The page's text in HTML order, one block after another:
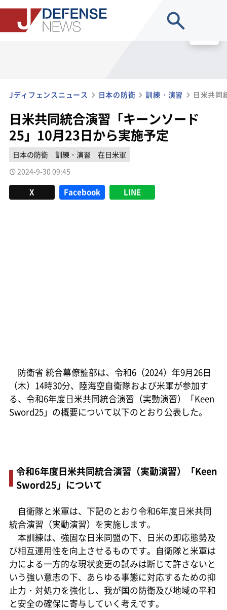
Jディフェンスニュース 日本の防衛 訓練・演習
日米共同統合演習「キーンソード
25」10月23日から実施予定
日本の防衛 訓練・演習
在日米軍
2024-9-30 09:45
X Facebook LINE
防衛省 統合幕僚監部は、令和6（2024）年9月26日
（木）14時30分、陸海空自衛隊および米軍が参加す
る、令和6年度日米共同統合演習（実動演習）「Keen
Sword25」の概要について以下のとおり公表した。
令和6年度日米共同統合演習（実動演習）「Keen
Sword25」について
自衛隊と米軍は、下記のとおり令和6年度日米共同
統合演習（実動演習）を実施します。
本訓練は、強固な日米同盟の下、日米の即応態勢及
び相互運用性を向上させるものです。自衛隊と米軍は
力による一方的な現状変更の試みは断じて許さないと
いう強い意志の下、あらゆる事態に対応するための抑
止力・対処力を強化し、我が国の防衛及び地域の平和
と安全の確保に寄与していく考えです。